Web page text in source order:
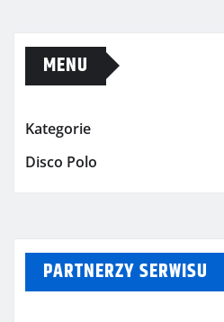
MENU
Kategorie
Disco Polo
PARTNERZY SERWISU